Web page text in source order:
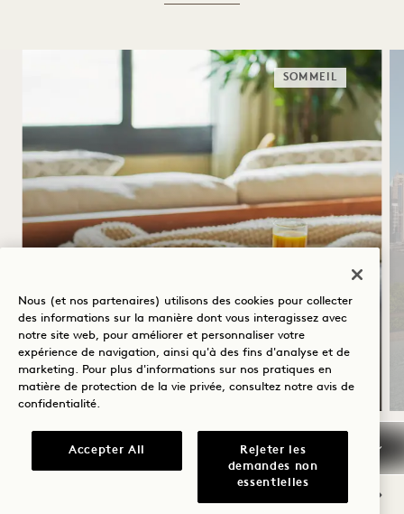
SOMMEIL
1 BONNE FAÇON DE
Commencez la journée du bon pied grâce
à un crédit de 50 $ pour le petit-déjeuner
Conditions d'annulation souples
NaN / 9
Nous (et nos partenaires) utilisons des cookies pour collecter
des informations sur la manière dont vous interagissez avec
notre site web, pour améliorer et personnaliser votre
expérience de navigation, ainsi qu'à des fins d'analyse et de
marketing. Pour plus d'informations sur nos pratiques en
matière de protection de la vie privée, consultez notre avis de
confidentialité.
Accepter All
Rejeter les
demandes non
essentielles